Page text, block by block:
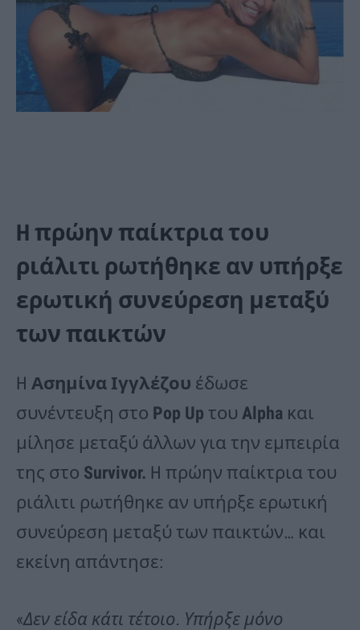
H πρώην παίκτρια του
ριάλιτι ρωτήθηκε αν υπήρξε
ερωτική συνεύρεση μεταξύ
των παικτών
H Ασημίνα Ιγγλέζου έδωσε
συνέντευξη στο Pop Up του Alpha και
μίλησε μεταξύ άλλων για την εμπειρία
της στο Survivor. H πρώην παίκτρια του
ριάλιτι ρωτήθηκε αν υπήρξε ερωτική
συνεύρεση μεταξύ των παικτών… και
εκείνη απάντησε:
«Δεν είδα κάτι τέτοιο. Υπήρξε μόνο